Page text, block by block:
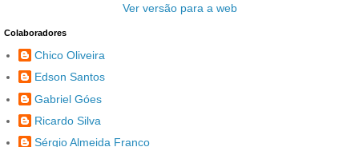
Ver versão para a web
Colaboradores
Chico Oliveira
Edson Santos
Gabriel Góes
Ricardo Silva
Sérgio Almeida Franco